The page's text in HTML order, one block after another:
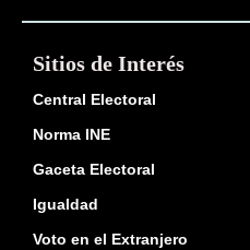
Sitios de Interés
Central Electoral
Norma INE
Gaceta Electoral
Igualdad
Voto en el Extranjero